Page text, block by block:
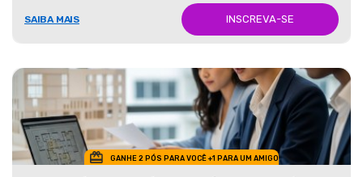
SAIBA MAIS INSCREVA-SE
GANHE 2 PÓS PARA VOCÊ +1 PARA UM AMIGO